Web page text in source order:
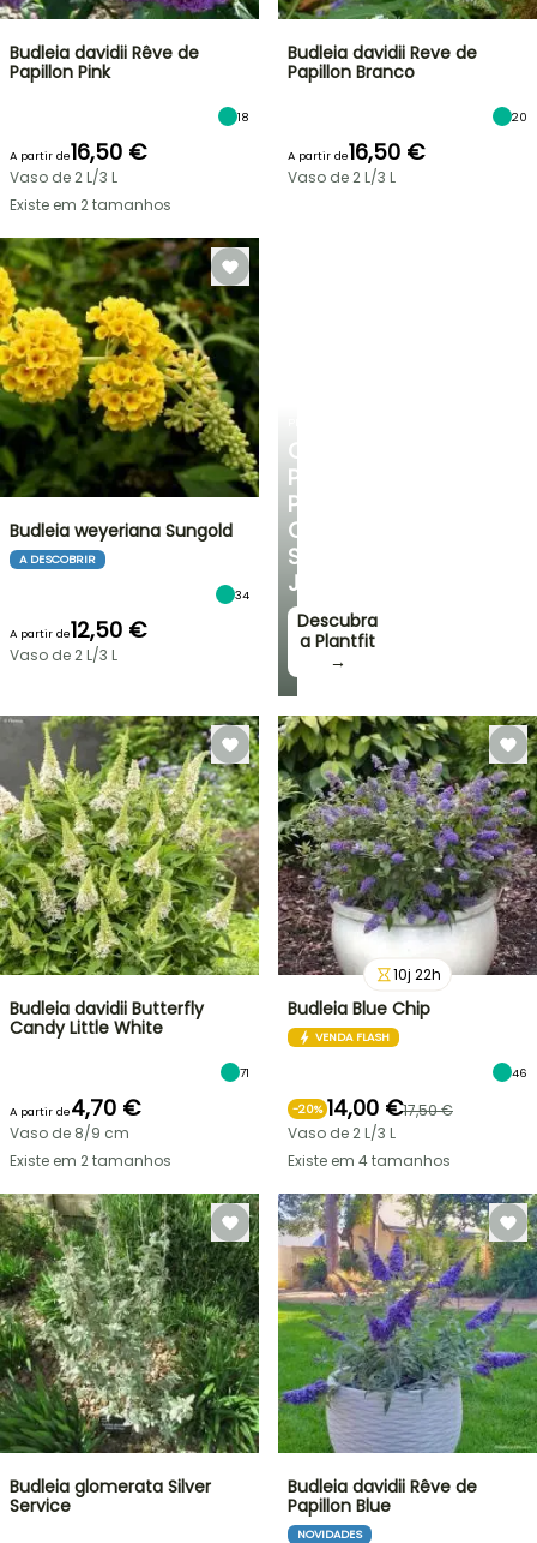
CONSELHOS
PERSONALIZADOS
PARA
O
SEU
JARDIM
Descubra
a Plantfit
→
Budleia davidii Rêve de
Papillon Pink
18
A partir de16,50 €
Vaso de 2 L/3 L
Existe em 2 tamanhos
Budleia davidii Reve de
Papillon Branco
20
A partir de16,50 €
Vaso de 2 L/3 L
Budleia weyeriana Sungold
A DESCOBRIR
34
A partir de12,50 €
Vaso de 2 L/3 L
Budleia davidii Butterfly
Candy Little White
71
A partir de4,70 €
Vaso de 8/9 cm
Existe em 2 tamanhos
10j 22h
Budleia Blue Chip
VENDA FLASH
46
-20% 14,00 €17,50 €
Vaso de 2 L/3 L
Existe em 4 tamanhos
Budleia glomerata Silver
Service
Budleia davidii Rêve de
Papillon Blue
NOVIDADES